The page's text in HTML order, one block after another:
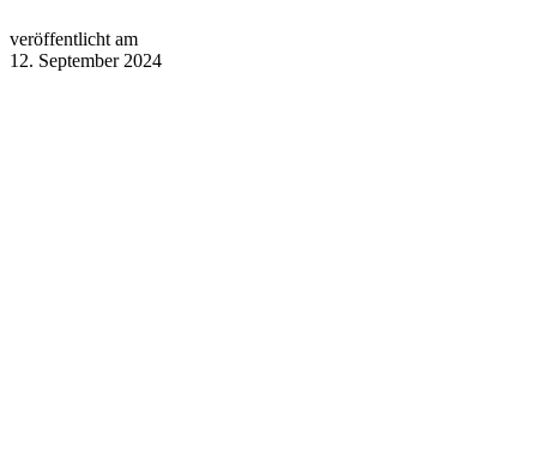
veröffentlicht am
12. September 2024